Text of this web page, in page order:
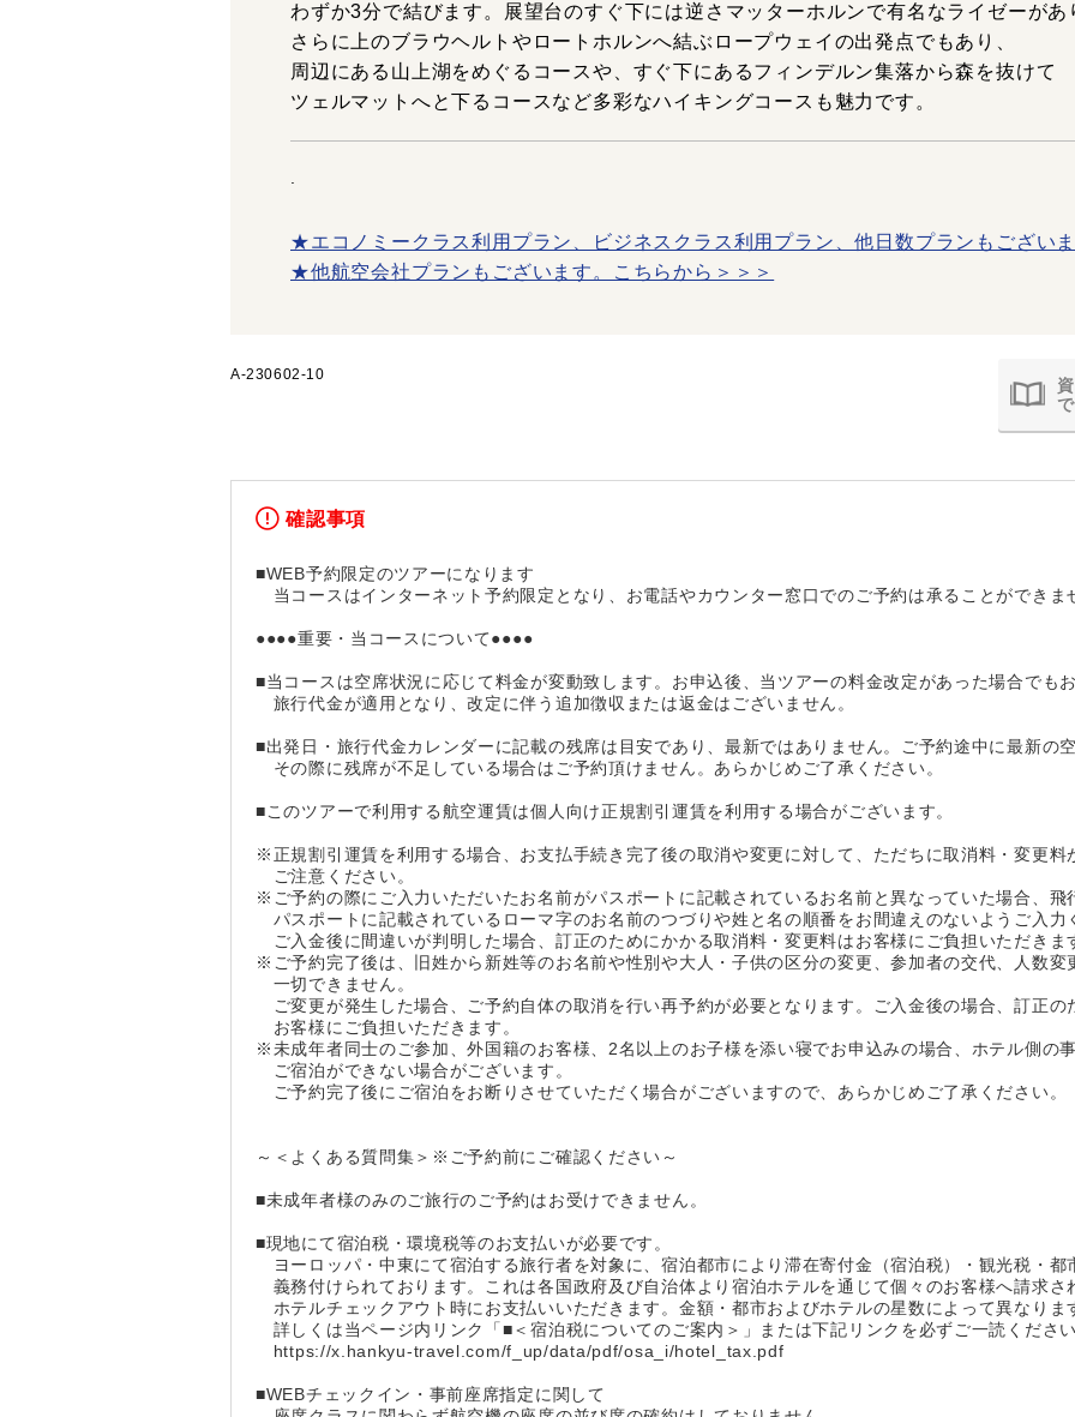
わずか3分で結びます。展望台のすぐ下には逆さマッターホルンで有名なライゼーがあ
さらに上のブラウヘルトやロートホルンへ結ぶロープウェイの出発点でもあり、
周辺にある山上湖をめぐるコースや、すぐ下にあるフィンデルン集落から森を抜けて
ツェルマットへと下るコースなど多彩なハイキングコースも魅力です。
★エコノミークラス利用プラン、ビジネスクラス利用プラン、他日数プランもござい
★他航空会社プランもございます。こちらから＞＞＞
A-230602-10
確認事項
■WEB予約限定のツアーになります
当コースはインターネット予約限定となり、お電話やカウンター窓口でのご予約は承ることができま
●●●●重要・当コースについて●●●●
■当コースは空席状況に応じて料金が変動致します。お申込後、当ツアーの料金改定があった場合でも
旅行代金が適用となり、改定に伴う追加徴収または返金はございません。
■出発日・旅行代金カレンダーに記載の残席は目安であり、最新ではありません。ご予約途中に最新の
その際に残席が不足している場合はご予約頂けません。あらかじめご了承ください。
■このツアーで利用する航空運賃は個人向け正規割引運賃を利用する場合がございます。
※正規割引運賃を利用する場合、お支払手続き完了後の取消や変更に対して、ただちに取消料・変更料
ご注意ください。
※ご予約の際にご入力いただいたお名前がパスポートに記載されているお名前と異なっていた場合、飛
パスポートに記載されているローマ字のお名前のつづりや姓と名の順番をお間違えのないようご入力
ご入金後に間違いが判明した場合、訂正のためにかかる取消料・変更料はお客様にご負担いただきま
※ご予約完了後は、旧姓から新姓等のお名前や性別や大人・子供の区分の変更、参加者の交代、人数変
一切できません。
ご変更が発生した場合、ご予約自体の取消を行い再予約が必要となります。ご入金後の場合、訂正の
お客様にご負担いただきます。
※未成年者同士のご参加、外国籍のお客様、2名以上のお子様を添い寝でお申込みの場合、ホテル側の
ご宿泊ができない場合がございます。
ご予約完了後にご宿泊をお断りさせていただく場合がございますので、あらかじめご了承ください。
～＜よくある質問集＞※ご予約前にご確認ください～
■未成年者様のみのご旅行のご予約はお受けできません。
■現地にて宿泊税・環境税等のお支払いが必要です。
ヨーロッパ・中東にて宿泊する旅行者を対象に、宿泊都市により滞在寄付金（宿泊税）・観光税・都
義務付けられております。これは各国政府及び自治体より宿泊ホテルを通じて個々のお客様へ請求さ
ホテルチェックアウト時にお支払いいただきます。金額・都市およびホテルの星数によって異なりま
詳しくは当ページ内リンク「■＜宿泊税についてのご案内＞」または下記リンクを必ずご一読くださ
https://x.hankyu-travel.com/f_up/data/pdf/osa_i/hotel_tax.pdf
■WEBチェックイン・事前座席指定に関して